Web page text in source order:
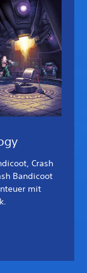
Crash
Bandicoot
mit